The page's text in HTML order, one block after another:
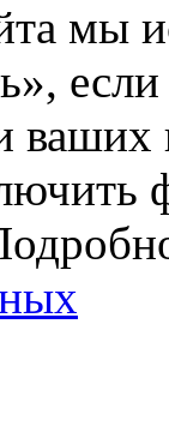
мы
если